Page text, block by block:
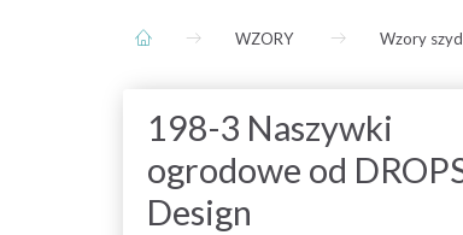
WZORY Wzory
198-3 Naszywki
ogrodowe od
Design